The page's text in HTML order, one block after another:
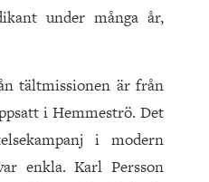
under många år,
tältmissionen är från
i Hemmeströ. Det
i modern
enkla. Karl Persson